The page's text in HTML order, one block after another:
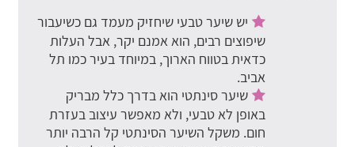
יש שיער טבעי שיחזיק מעמד גם כשיעבור
שיפוצים רבים, הוא אמנם יקר, אבל העלות
כדאית בטווח הארוך, במיוחד בעיר כמו תל
אביב.
שיער סינתטי הוא בדרך כלל מבריק
באופן לא טבעי, ולא מאפשר עיצוב בעזרת
חום. משקל השיער הסינתטי קל הרבה יותר